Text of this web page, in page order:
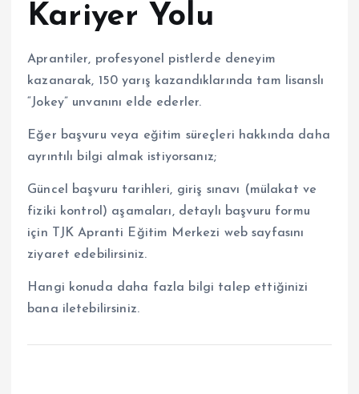
Kariyer Yolu
Aprantiler, profesyonel pistlerde deneyim
kazanarak, 150 yarış kazandıklarında tam lisanslı
“Jokey” unvanını elde ederler.
Eğer başvuru veya eğitim süreçleri hakkında daha
ayrıntılı bilgi almak istiyorsanız;
Güncel başvuru tarihleri, giriş sınavı (mülakat ve
fiziki kontrol) aşamaları, detaylı başvuru formu
için TJK Apranti Eğitim Merkezi web sayfasını
ziyaret edebilirsiniz.
Hangi konuda daha fazla bilgi talep ettiğinizi
bana iletebilirsiniz.